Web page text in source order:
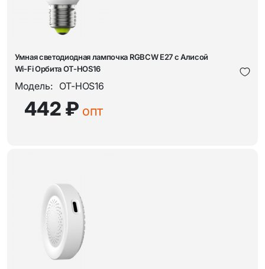
Умная светодиодная лампочка RGBCW E27 с Алисой
Wi-Fi Орбита OT-HOS16
Модель: OT-HOS16
442 ₽ опт